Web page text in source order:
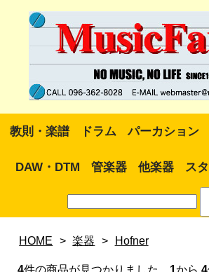
教則・楽譜 ドラム パーカション
DAW・DTM 管楽器 他楽器 ス
HOME > 楽器 > Hofner
4件の商品が見つかりました。 1から 4